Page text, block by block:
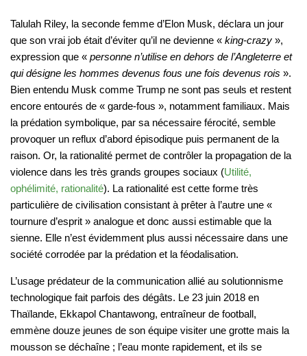
Talulah Riley, la seconde femme d’Elon Musk, déclara un jour
que son vrai job était d’éviter qu’il ne devienne « king-crazy »,
expression que « personne n’utilise en dehors de l’Angleterre et
qui désigne les hommes devenus fous une fois devenus rois ».
Bien entendu Musk comme Trump ne sont pas seuls et restent
encore entourés de « garde-fous », notamment familiaux. Mais
la prédation symbolique, par sa nécessaire férocité, semble
provoquer un reflux d’abord épisodique puis permanent de la
raison. Or, la rationalité permet de contrôler la propagation de la
violence dans les très grands groupes sociaux (Utilité,
ophélimité, rationalité). La rationalité est cette forme très
particulière de civilisation consistant à prêter à l’autre une «
tournure d’esprit » analogue et donc aussi estimable que la
sienne. Elle n’est évidemment plus aussi nécessaire dans une
société corrodée par la prédation et la féodalisation.
L’usage prédateur de la communication allié au solutionnisme
technologique fait parfois des dégâts. Le 23 juin 2018 en
Thaïlande, Ekkapol Chantawong, entraîneur de football,
emmène douze jeunes de son équipe visiter une grotte mais la
mousson se déchaîne ; l’eau monte rapidement, et ils se